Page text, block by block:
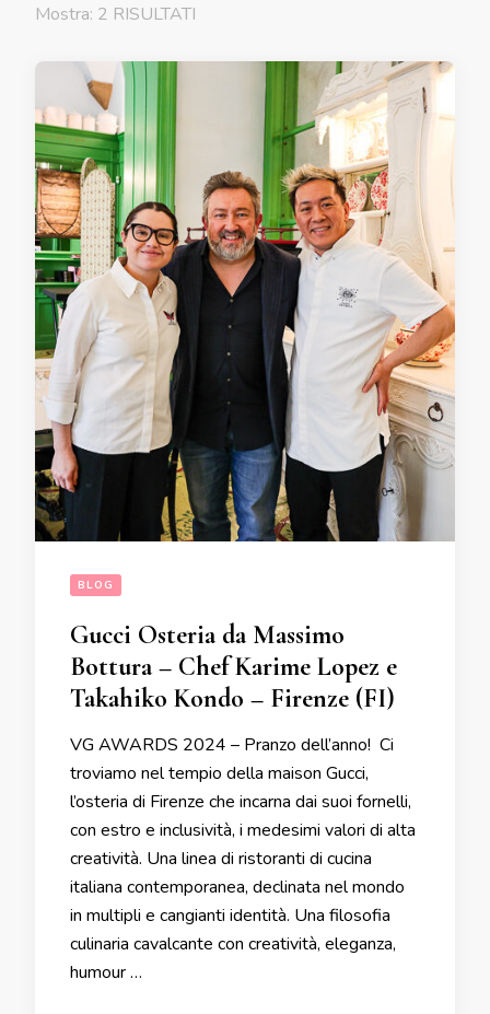
Mostra: 2 RISULTATI
BLOG
Gucci Osteria da Massimo
Bottura – Chef Karime Lopez e
Takahiko Kondo – Firenze (FI)
VG AWARDS 2024 – Pranzo dell’anno! Ci
troviamo nel tempio della maison Gucci,
l’osteria di Firenze che incarna dai suoi fornelli,
con estro e inclusività, i medesimi valori di alta
creatività. Una linea di ristoranti di cucina
italiana contemporanea, declinata nel mondo
in multipli e cangianti identità. Una filosofia
culinaria cavalcante con creatività, eleganza,
humour …